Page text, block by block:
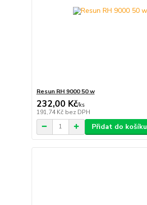
Resun RH 9000 50 w
232,00 Kč/ks
191,74 Kč bez DPH
Přidat do košíku